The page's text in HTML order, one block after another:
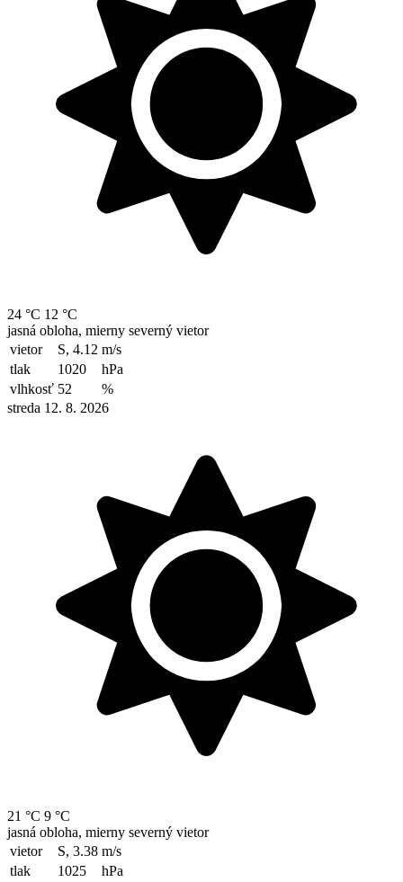
24 °C 12 °C
jasná obloha, mierny severný vietor
vietor
S, 4.12 m/s
tlak
1020
hPa
vlhkosť 52
%
streda 12. 8. 2026
21 °C 9 °C
jasná obloha, mierny severný vietor
vietor
S, 3.38 m/s
tlak
1025
hPa